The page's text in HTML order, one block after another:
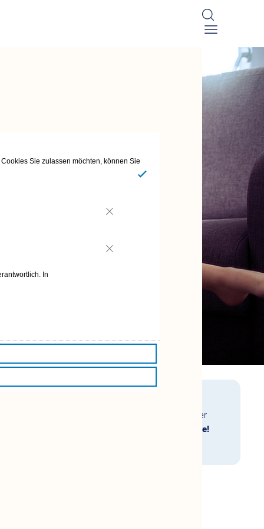
Sie zulassen möchten, können Sie
In
brauchen Sie einen Partner, der für Sie da ist. Der
für Sie hat.
Wir sind für Sie da und unterstützen Sie!